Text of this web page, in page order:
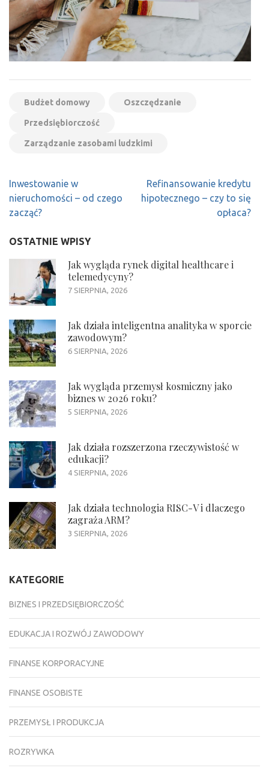
Budżet domowy Oszczędzanie
Przedsiębiorczość
Zarządzanie zasobami ludzkimi
Nawigacja
wpisu
Inwestowanie w
nieruchomości – od czego
zacząć?
Refinansowanie kredytu
hipotecznego – czy to się
opłaca?
OSTATNIE WPISY
Jak wygląda rynek digital healthcare i
telemedycyny?
7 SIERPNIA, 2026
Jak działa inteligentna analityka w sporcie
zawodowym?
6 SIERPNIA, 2026
Jak wygląda przemysł kosmiczny jako
biznes w 2026 roku?
5 SIERPNIA, 2026
Jak działa rozszerzona rzeczywistość w
edukacji?
4 SIERPNIA, 2026
Jak działa technologia RISC-V i dlaczego
zagraża ARM?
3 SIERPNIA, 2026
KATEGORIE
BIZNES I PRZEDSIĘBIORCZOŚĆ
EDUKACJA I ROZWÓJ ZAWODOWY
FINANSE KORPORACYJNE
FINANSE OSOBISTE
PRZEMYSŁ I PRODUKCJA
ROZRYWKA